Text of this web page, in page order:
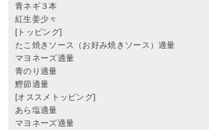
青ネギ３本
紅生姜少々
[トッピング]
たこ焼きソース（お好み焼きソース）適量
マヨネーズ適量
青のり適量
鰹節適量
[オススメトッピング]
あら塩適量
マヨネーズ適量